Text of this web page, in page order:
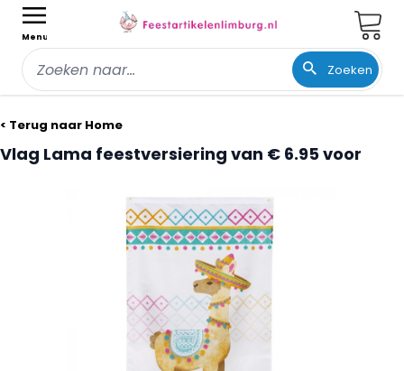
Menu
Zoeken
< Terug naar Home
Vlag Lama feestversiering van € 6.95 voor